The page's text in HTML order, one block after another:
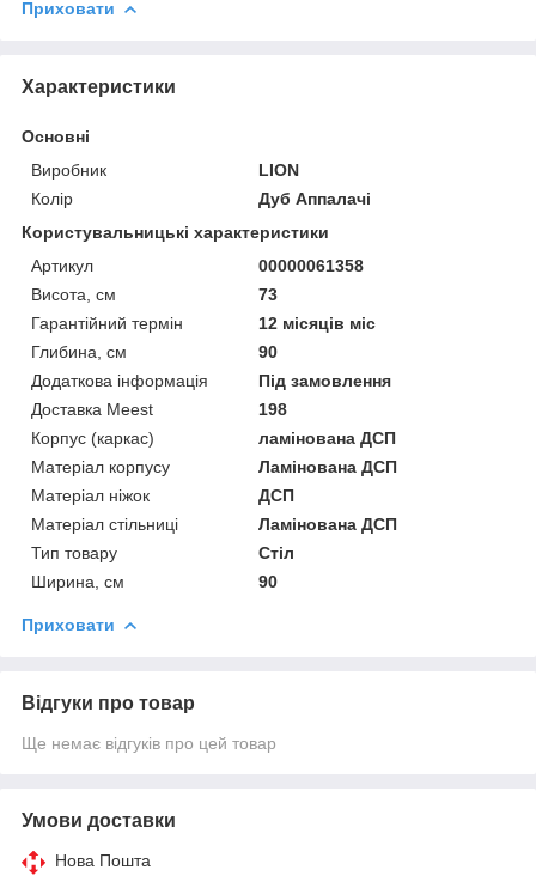
Приховати
Характеристики
Основні
Виробник
LION
Колір
Дуб Аппалачі
Користувальницькі характеристики
Артикул
00000061358
Висота, см
73
Гарантійний термін
12 місяців міс
Глибина, см
90
Додаткова інформація
Під замовлення
Доставка Meest
198
Корпус (каркас)
ламінована ДСП
Матеріал корпусу
Ламінована ДСП
Матеріал ніжок
ДСП
Матеріал стільниці
Ламінована ДСП
Тип товару
Стіл
Ширина, см
90
Приховати
Відгуки про товар
Ще немає відгуків про цей товар
Умови доставки
Нова Пошта